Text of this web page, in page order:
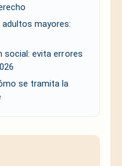
mayores:
social: evita errores
se tramita la